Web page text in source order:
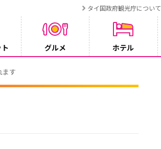
タイ国政府観光庁について
グルメ ホテル
ます